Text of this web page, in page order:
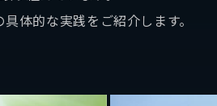
体的な実践をご紹介します。